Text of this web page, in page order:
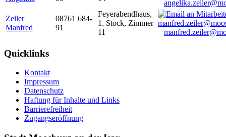
Zeiler
Manfred
08761 684-
91
Feyerabendhaus,
1. Stock, Zimmer
11
Quicklinks
Kontakt
Impressum
Datenschutz
Haftung für Inhalte und Links
Barrierefreiheit
Zugangseröffnung